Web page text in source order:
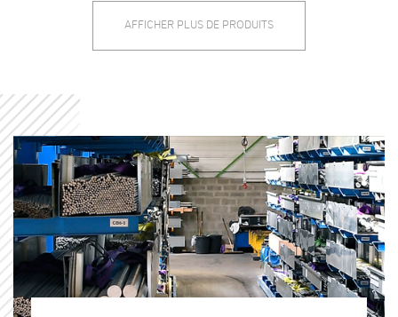
AFFICHER PLUS DE PRODUITS